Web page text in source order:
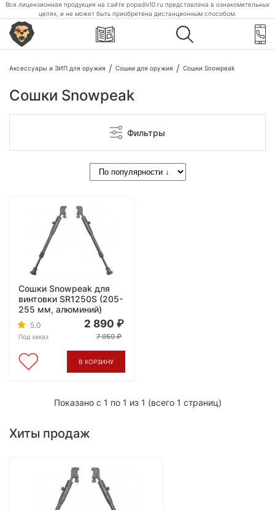
Вся лицензионная продукция на сайте popadiv10.ru представлена в ознакомительных
целях, и не может быть приобретена дистанционным способом.
Аксессуары и ЗИП для оружия Сошки для оружия Сошки Snowpeak
Сошки Snowpeak
Фильтры
Сошки Snowpeak для
винтовки SR1250S (205-
255 мм, алюминий)
5.0
Под заказ
2 890
7 950
В КОРЗИНУ
Показано с 1 по 1 из 1 (всего 1 страниц)
Хиты продаж